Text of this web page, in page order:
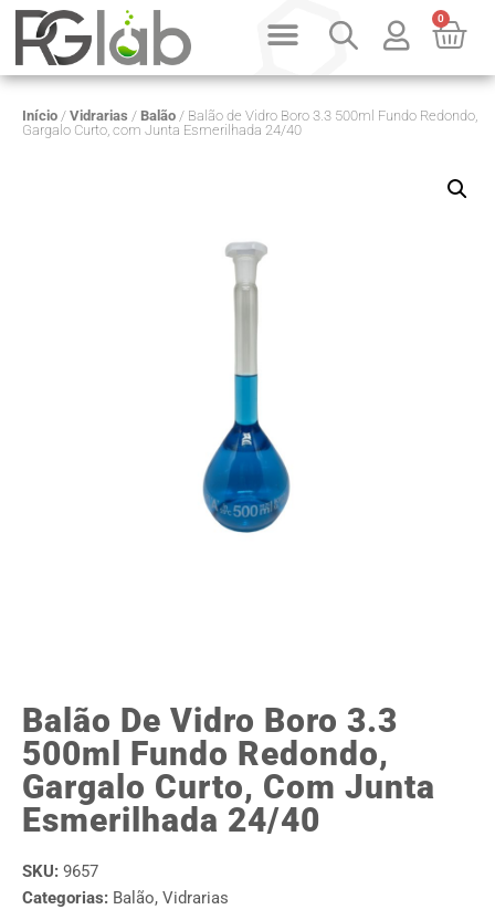
0
Início / Vidrarias / Balão / Balão de Vidro Boro 3.3 500ml Fundo Redondo,
Gargalo Curto, com Junta Esmerilhada 24/40
Balão De Vidro Boro 3.3
500ml Fundo Redondo,
Gargalo Curto, Com Junta
Esmerilhada 24/40
SKU: 9657
Categorias: Balão, Vidrarias